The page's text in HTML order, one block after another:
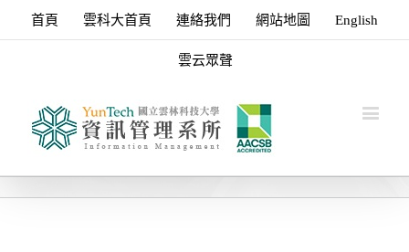
首頁 雲科大首頁 連絡我們 網站地圖 English
雲云眾聲